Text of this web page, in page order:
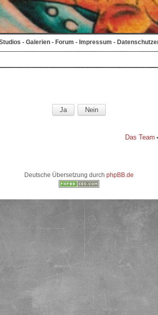
- Galerien - Forum - Impressum -
Das Team •
Deutsche Übersetzung durch phpBB.de